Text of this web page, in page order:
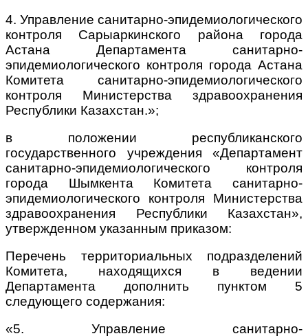
4. Управление санитарно-эпидемиологического
контроля Сарыаркинского района города
Астана Департамента санитарно-
эпидемиологического контроля города Астана
Комитета санитарно-эпидемиологического
контроля Министерства здравоохранения
Республики Казахстан.»;
в положении республиканского
государственного учреждения «Департамент
санитарно-эпидемиологического контроля
города Шымкента Комитета санитарно-
эпидемиологического контроля Министерства
здравоохранения Республики Казахстан»,
утвержденном указанным приказом:
Перечень территориальных подразделений
Комитета, находящихся в ведении
Департамента дополнить пунктом 5
следующего содержания:
«5. Управление санитарно-